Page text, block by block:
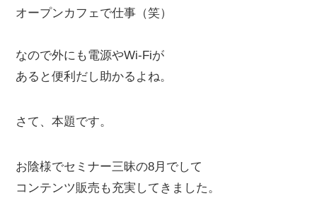
オープンカフェで仕事（笑）
なので外にも電源やWi-Fiが
あると便利だし助かるよね。
さて、本題です。
お陰様でセミナー三昧の8月でして
コンテンツ販売も充実してきました。